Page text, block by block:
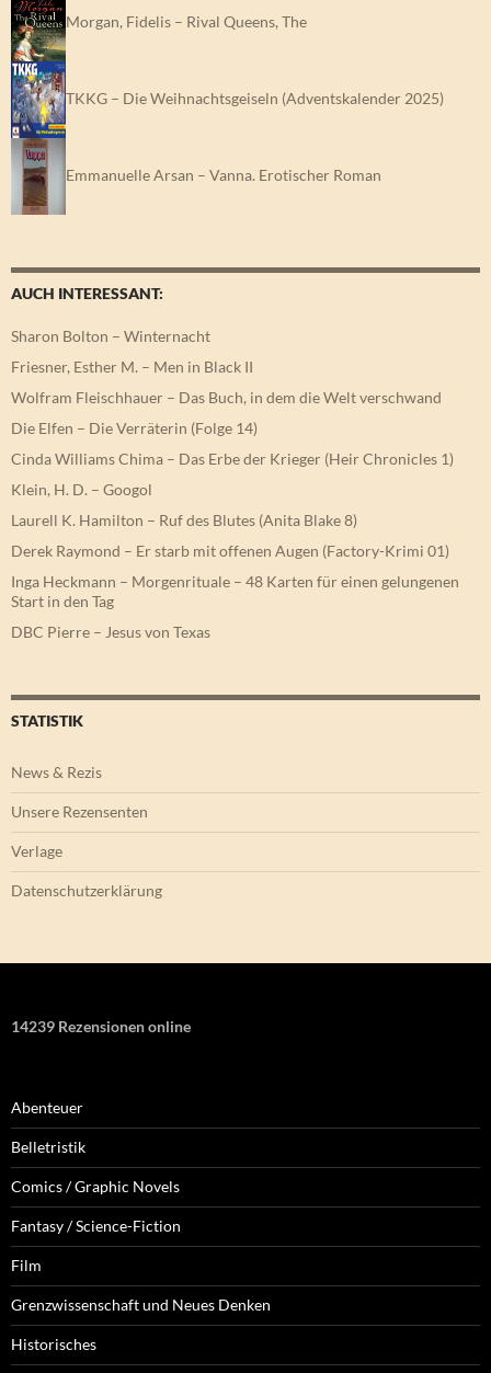
Morgan, Fidelis – Rival Queens, The
TKKG – Die Weihnachtsgeiseln (Adventskalender 2025)
Emmanuelle Arsan – Vanna. Erotischer Roman
AUCH INTERESSANT:
Sharon Bolton – Winternacht
Friesner, Esther M. – Men in Black II
Wolfram Fleischhauer – Das Buch, in dem die Welt verschwand
Die Elfen – Die Verräterin (Folge 14)
Cinda Williams Chima – Das Erbe der Krieger (Heir Chronicles 1)
Klein, H. D. – Googol
Laurell K. Hamilton – Ruf des Blutes (Anita Blake 8)
Derek Raymond – Er starb mit offenen Augen (Factory-Krimi 01)
Inga Heckmann – Morgenrituale – 48 Karten für einen gelungenen
Start in den Tag
DBC Pierre – Jesus von Texas
STATISTIK
News & Rezis
Unsere Rezensenten
Verlage
Datenschutzerklärung
14239 Rezensionen online
Abenteuer
Belletristik
Comics / Graphic Novels
Fantasy / Science-Fiction
Film
Grenzwissenschaft und Neues Denken
Historisches